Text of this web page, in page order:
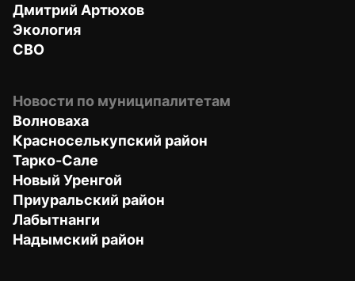
Дмитрий Артюхов
Экология
СВО
Новости по муниципалитетам
Волноваха
Красноселькупский район
Тарко-Сале
Новый Уренгой
Приуральский район
Лабытнанги
Надымский район